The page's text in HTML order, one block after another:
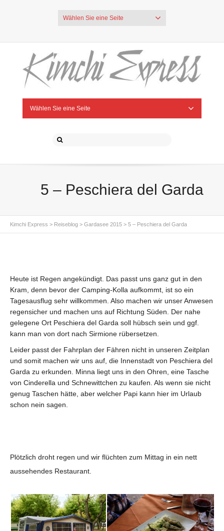
Wählen Sie eine Seite
Wählen Sie eine Seite
5 – Peschiera del Garda
Kimchi Express > Reiseblog > Gardasee 2015 > 5 – Peschiera del Garda
Heute ist Regen angekündigt. Das passt uns ganz gut in den
Kram, denn bevor der Camping-Kolla aufkommt, ist so ein
Tagesausflug sehr willkommen. Also machen wir unser Anwesen
regensicher und machen uns auf Richtung Süden. Der nahe
gelegene Ort Peschiera del Garda soll hübsch sein und ggf.
kann man von dort nach Sirmione rübersetzen.
Leider passt der Fahrplan der Fähren nicht in unseren Zeitplan
und somit machen wir uns auf, die Innenstadt von Peschiera del
Garda zu erkunden. Minna liegt uns in den Ohren, eine Tasche
von Cinderella und Schnewittchen zu kaufen. Als wenn sie nicht
genug Taschen hätte, aber welcher Papi kann hier im Urlaub
schon nein sagen.
Plötzlich droht regen und wir flüchten zum Mittag in ein nett
aussehendes Restaurant.